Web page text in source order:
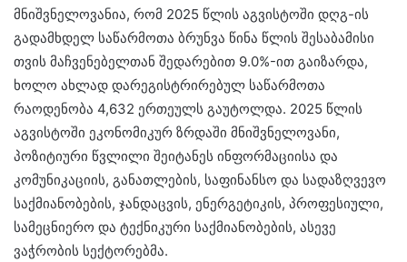
მნიშვნელოვანია, რომ 2025 წლის აგვისტოში დღგ-ის
გადამხდელ საწარმოთა ბრუნვა წინა წლის შესაბამისი
თვის მაჩვენებელთან შედარებით 9.0%-ით გაიზარდა,
ხოლო ახლად დარეგისტრირებულ საწარმოთა
რაოდენობა 4,632 ერთეულს გაუტოლდა. 2025 წლის
აგვისტოში ეკონომიკურ ზრდაში მნიშვნელოვანი,
პოზიტიური წვლილი შეიტანეს ინფორმაციისა და
კომუნიკაციის, განათლების, საფინანსო და სადაზღვევო
საქმიანობების, ჯანდაცვის, ენერგეტიკის, პროფესიული,
სამეცნიერო და ტექნიკური საქმიანობების, ასევე
ვაჭრობის სექტორებმა.